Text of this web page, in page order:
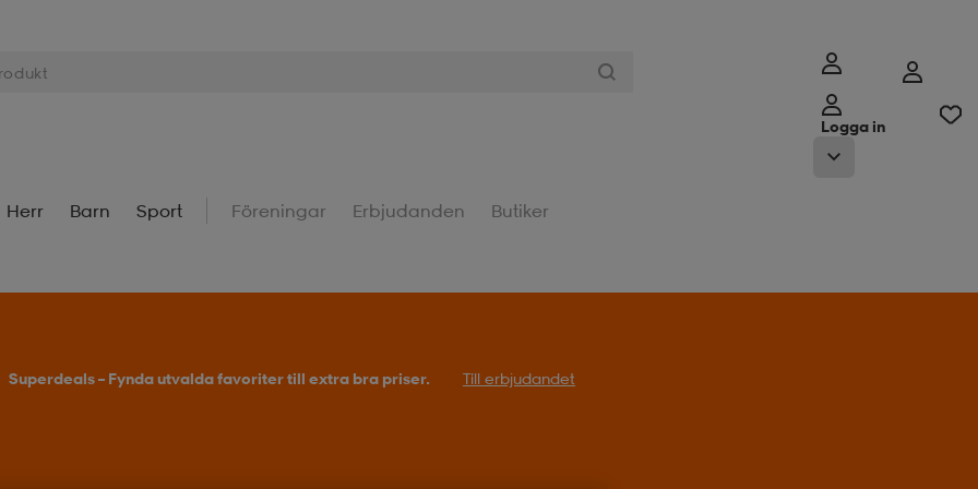
Logga in
Herr Barn Sport Föreningar Erbjudanden Butiker
Superdeals – Fynda utvalda favoriter till extra bra priser. Till erbjudandet